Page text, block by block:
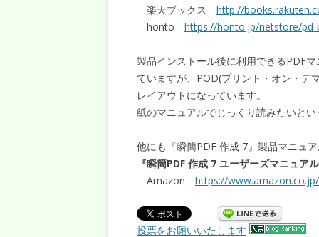
楽天ブックス http://
honto https://honto.jp/netstore/pd-
製品インストール後に利用できるPDF
ていますが、POD(プリント・オン・デ
レイアウトになっています。
紙のマニュアルでじっくり読みたいと
他にも『瞬簡PDF 作成 7』製品マニュ
『瞬簡PDF 作成 7 ユーザーズマニュア
Amazon https://
投票をお願いいたします